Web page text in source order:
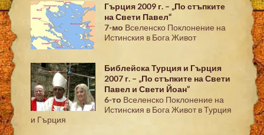
Гърция 2009 г. – „По стъпките
на Свети Павел“
7-мо Вселенско Поклонение на
Истинския в Бога Живот
Библейска Турция и Гърция
2007 г. – „По стъпките на Свети
Павел и Свети Йоан“
6-то Вселенско Поклонение на
Истинския в Бога Живот в Турция
и Гърция